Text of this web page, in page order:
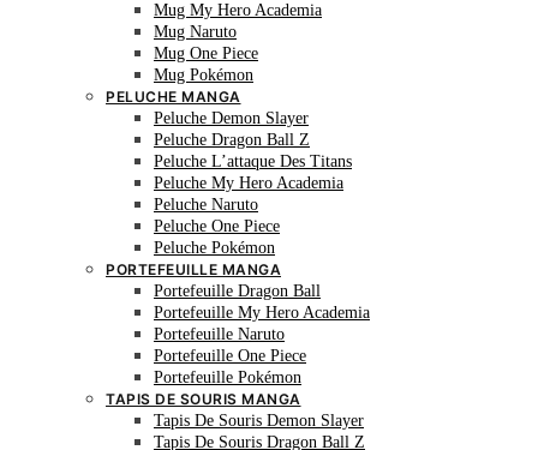
Mug My Hero Academia
Mug Naruto
Mug One Piece
Mug Pokémon
PELUCHE MANGA
Peluche Demon Slayer
Peluche Dragon Ball Z
Peluche L’attaque Des Titans
Peluche My Hero Academia
Peluche Naruto
Peluche One Piece
Peluche Pokémon
PORTEFEUILLE MANGA
Portefeuille Dragon Ball
Portefeuille My Hero Academia
Portefeuille Naruto
Portefeuille One Piece
Portefeuille Pokémon
TAPIS DE SOURIS MANGA
Tapis De Souris Demon Slayer
Tapis De Souris Dragon Ball Z